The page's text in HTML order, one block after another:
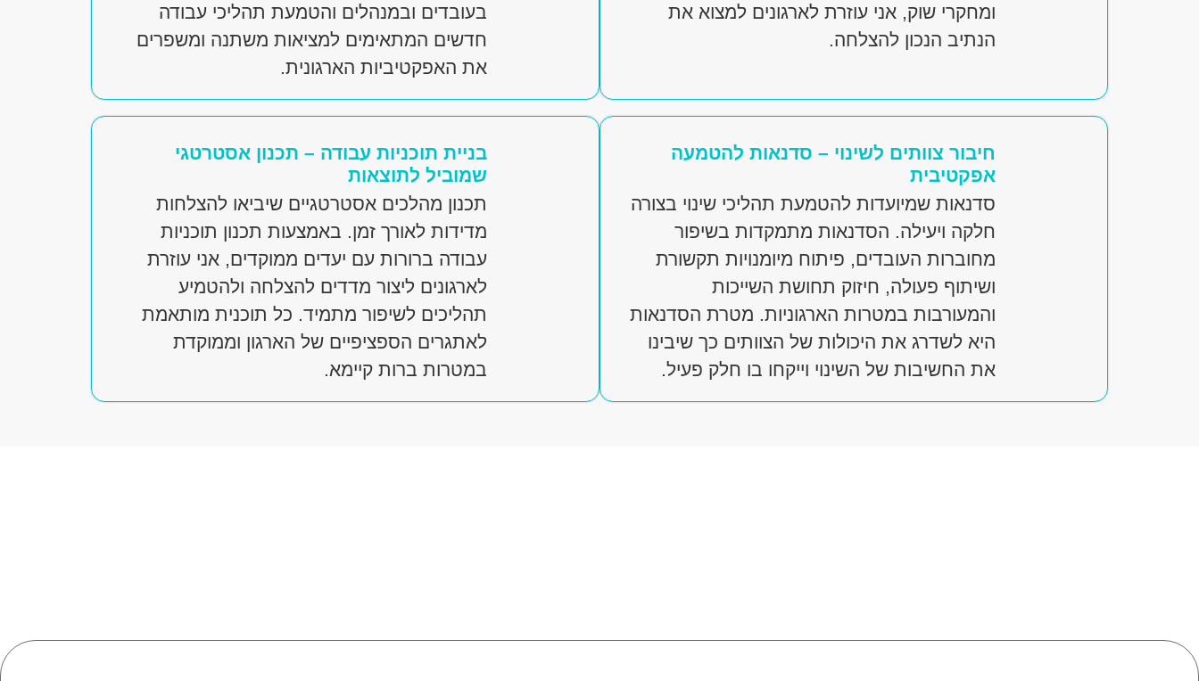
ומחקרי שוק, אני עוזרת לארגונים למצוא את
הנתיב הנכון להצלחה.
בעובדים ובמנהלים והטמעת תהליכי עבודה
חדשים המתאימים למציאות משתנה ומשפרים
את האפקטיביות הארגונית.
חיבור צוותים לשינוי – סדנאות להטמעה
אפקטיבית
סדנאות שמיועדות להטמעת תהליכי שינוי בצורה
חלקה ויעילה. הסדנאות מתמקדות בשיפור
מחוברות העובדים, פיתוח מיומנויות תקשורת
ושיתוף פעולה, חיזוק תחושת השייכות
והמעורבות במטרות הארגוניות. מטרת הסדנאות
היא לשדרג את היכולות של הצוותים כך שיבינו
את החשיבות של השינוי וייקחו בו חלק פעיל.
בניית תוכניות עבודה – תכנון אסטרטגי
שמוביל לתוצאות
תכנון מהלכים אסטרטגיים שיביאו להצלחות
מדידות לאורך זמן. באמצעות תכנון תוכניות
עבודה ברורות עם יעדים ממוקדים, אני עוזרת
לארגונים ליצור מדדים להצלחה ולהטמיע
תהליכים לשיפור מתמיד. כל תוכנית מותאמת
לאתגרים הספציפיים של הארגון וממוקדת
במטרות ברות קיימא.